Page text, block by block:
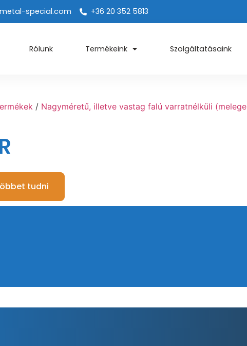
special.com +36 20 352 5813
Rólunk Termékeink Szolgáltatásaink
/ Nagyméretű, illetve vastag falú varratnélküli
tudni